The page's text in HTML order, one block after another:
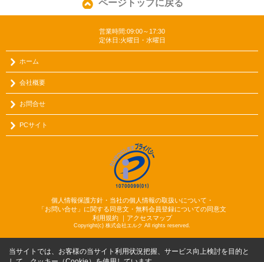
ページトップに戻る
営業時間:09:00～17:30
定休日:火曜日・水曜日
ホーム
会社概要
お問合せ
PCサイト
個人情報保護方針・当社の個人情報の取扱いについて・
「お問い合せ」に関する同意文・無料会員登録についての同意文
利用規約｜ アクセスマップ
Copyright(c) 株式会社エルク All rights reserved.
当サイトでは、お客様の当サイト利用状況把握、サービス向上検討を目的と